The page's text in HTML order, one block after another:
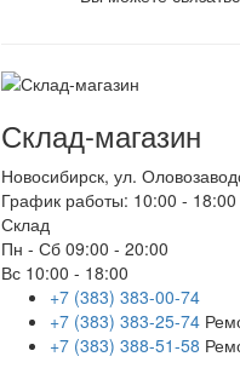
Склад-магазин
Новосибирск, ул.
График работы: 10:00 - 18:00
Склад
Пн - Сб 09:00 - 20:00
Вс 10:00 - 18:00
+7 (383) 383-00-74
+7 (383) 383-25-74
+7 (383) 388-51-58